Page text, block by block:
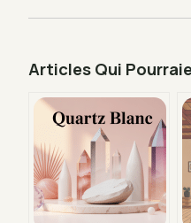
Articles Qui